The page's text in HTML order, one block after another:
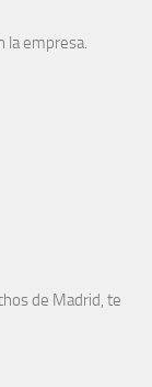
la empresa.
de Madrid, te